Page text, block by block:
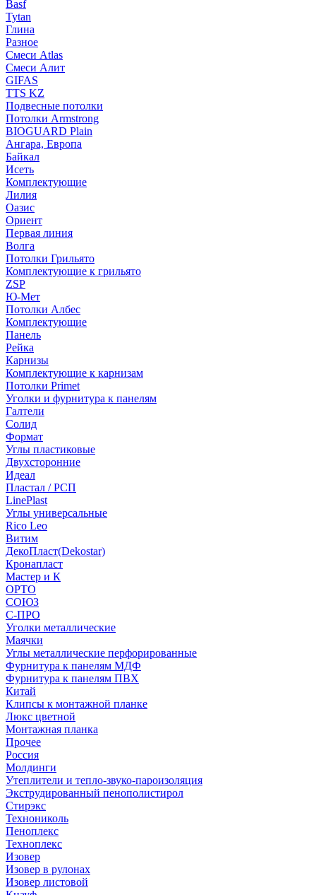
Basf
Tytan
Глина
Разное
Смеси Atlas
Смеси Алит
GIFAS
TTS KZ
Подвесные потолки
Потолки Armstrong
BIOGUARD Plain
Ангара, Европа
Байкал
Исеть
Комплектующие
Лилия
Оазис
Ориент
Первая линия
Волга
Потолки Грильято
Комплектующие к грильято
ZSP
Ю-Мет
Потолки Албес
Комплектующие
Панель
Рейка
Карнизы
Комплектующие к карнизам
Потолки Primet
Уголки и фурнитура к панелям
Галтели
Солид
Формат
Углы пластиковые
Двухсторонние
Идеал
Пластал / РСП
LinePlast
Углы универсальные
Rico Leo
Витим
ДекоПласт(Dekostar)
Кронапласт
Мастер и К
ОРТО
СОЮЗ
С-ПРО
Уголки металлические
Маячки
Углы металлические перфорированные
Фурнитура к панелям МДФ
Фурнитура к панелям ПВХ
Китай
Клипсы к монтажной планке
Люкс цветной
Монтажная планка
Прочее
Россия
Молдинги
Утеплители и тепло-звуко-пароизоляция
Экструдированный пенополистирол
Стирэкс
Технониколь
Пеноплекс
Техноплекс
Изовер
Изовер в рулонах
Изовер листовой